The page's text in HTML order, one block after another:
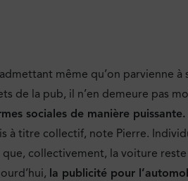
même qu’on parvienne
de la pub, il n’en demeure pas
sociales de manière puissante.
à titre collectif, note Pierre.
collectivement, la voiture
la publicité pour